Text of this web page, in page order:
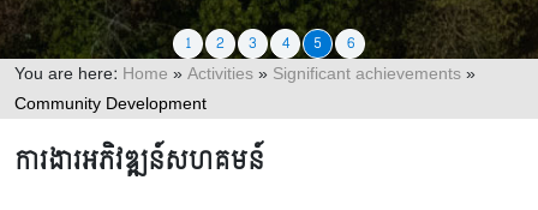
1 2 3 4 5 6
You are here: Home »Activities» Significant achievements»
Community Development
ការងារអភិវឌ្ឍន៍សហគមន៍